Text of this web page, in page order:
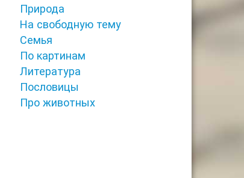
Природа
На свободную тему
Семья
По картинам
Литература
Пословицы
Про животных